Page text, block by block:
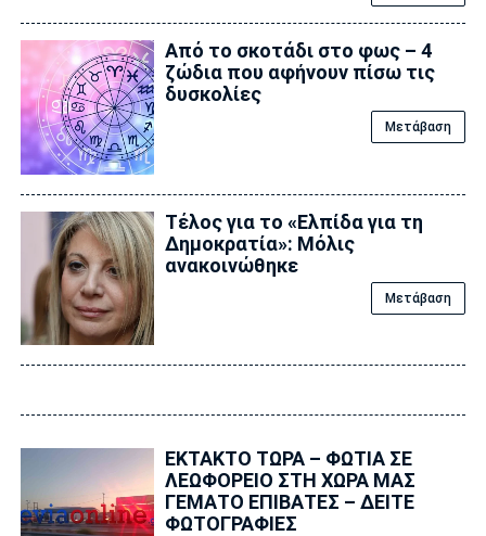
Από το σκοτάδι στο φως – 4
ζώδια που αφήνουν πίσω τις
δυσκολίες
Μετάβαση
Τέλος για το «Ελπίδα για τη
Δημοκρατία»: Μόλις
ανακοινώθηκε
Μετάβαση
ΕΚΤΑΚΤΟ ΤΩΡΑ – ΦΩΤΙΑ ΣΕ
ΛΕΩΦΟΡΕΙΟ ΣΤΗ ΧΩΡΑ ΜΑΣ
ΓΕΜΑΤΟ ΕΠΙΒΑΤΕΣ – ΔΕΙΤΕ
ΦΩΤΟΓΡΑΦΙΕΣ